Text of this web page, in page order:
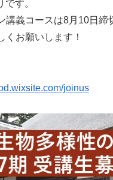
す。
講義コースは8月10日締
くお願いします！
joinus